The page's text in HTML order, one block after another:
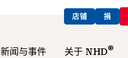
店铺 捐
新闻与事件 关于 NHD®